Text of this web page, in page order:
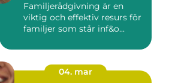
Familjerådgivning är en
viktig och effektiv resurs för
familjer som står inf&o...
04. mar